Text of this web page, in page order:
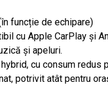
funcție de echipare)
cu Apple CarPlay și
și apeluri.
cu consum redus
potrivit atât pentru